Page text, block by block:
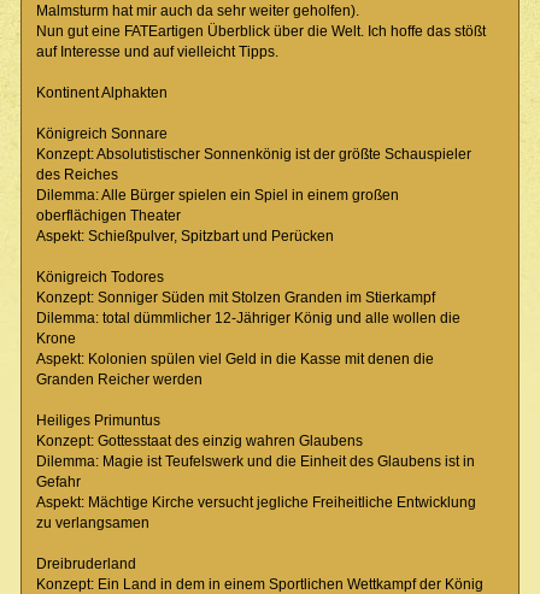
Malmsturm hat mir auch da sehr weiter geholfen).
Nun gut eine FATEartigen Überblick über die Welt. Ich hoffe das stößt
auf Interesse und auf vielleicht Tipps.
Kontinent Alphakten
Königreich Sonnare
Konzept: Absolutistischer Sonnenkönig ist der größte Schauspieler
des Reiches
Dilemma: Alle Bürger spielen ein Spiel in einem großen
oberflächigen Theater
Aspekt: Schießpulver, Spitzbart und Perücken
Königreich Todores
Konzept: Sonniger Süden mit Stolzen Granden im Stierkampf
Dilemma: total dümmlicher 12-Jähriger König und alle wollen die
Krone
Aspekt: Kolonien spülen viel Geld in die Kasse mit denen die
Granden Reicher werden
Heiliges Primuntus
Konzept: Gottesstaat des einzig wahren Glaubens
Dilemma: Magie ist Teufelswerk und die Einheit des Glaubens ist in
Gefahr
Aspekt: Mächtige Kirche versucht jegliche Freiheitliche Entwicklung
zu verlangsamen
Dreibruderland
Konzept: Ein Land in dem in einem Sportlichen Wettkampf der König